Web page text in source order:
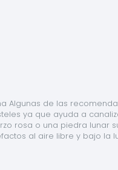
Algunas de las
ya que ayuda a
rosa o una piedra lunar
al aire libre y bajo la